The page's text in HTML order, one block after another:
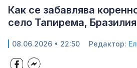
Как се забавлява
село Тапирема,
08.06.2026 • 22:50 Редактор: